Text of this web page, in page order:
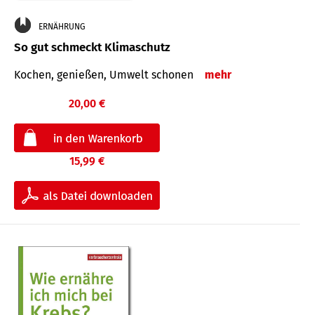
ERNÄHRUNG
So gut schmeckt Klimaschutz
Kochen, genießen, Umwelt schonen mehr
20,00 €
15,99 €